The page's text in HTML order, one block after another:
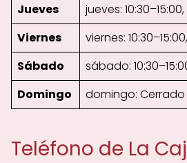
Jueves
jueves: 10:30–15:00,
Viernes
viernes:
Sábado
sábado:
Domingo
domingo: Cerrado
Teléfono de La